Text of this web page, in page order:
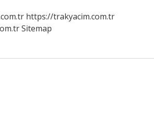
https://trakyacim.com.tr
Sitemap